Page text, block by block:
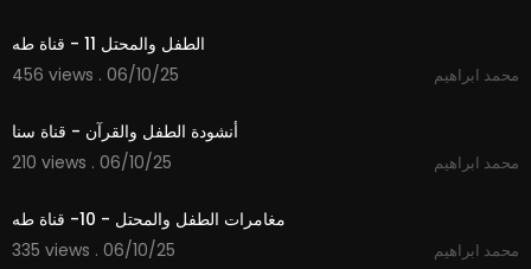
الطفل والمحتل 11 - قناة طه
456 views . 06/10/25
محمد ابراهيم
أنشودة الطفل والقرآن - قناة سنا
210 views . 06/10/25
محمد ابراهيم
مغامرات الطفل والمحتل - 10- قناة طه
335 views . 06/10/25
محمد ابراهيم